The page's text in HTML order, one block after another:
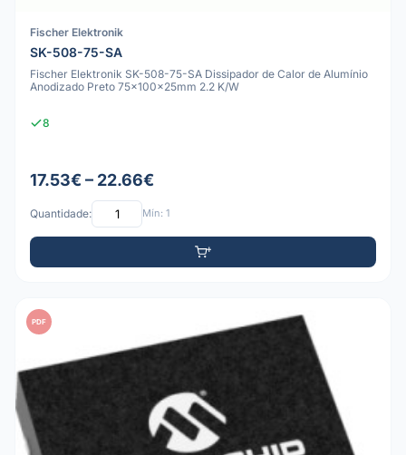
Fischer Elektronik
SK-508-75-SA
Fischer Elektronik SK-508-75-SA Dissipador de Calor de Alumínio
Anodizado Preto 75x100x25mm 2.2 K/W
8
17.53€ – 22.66€
Quantidade: Mín: 1
PDF